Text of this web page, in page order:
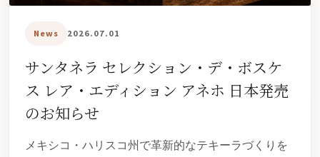
News 2026.07.01
サンタネラ セレクション・デ・ボスケ
ス レア・エディション アネホ 日本発売
のお知らせ
メキシコ・ハリスコ州で革新的なテキーラづくりを